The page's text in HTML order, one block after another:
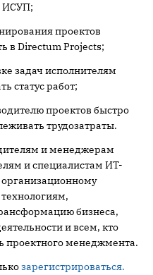
ИСУП;
проектов
в Directum Projects;
задач исполнителям
статус работ;
проектов быстро
трудозатраты.
и менеджерам
и специалистам ИТ-
бизнеса,
и всем, кто
проектного менеджмента.
зарегистрироваться.